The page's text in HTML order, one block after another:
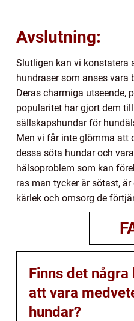
Avslutning:
Slutligen kan vi konstatera
hundraser som anses vara
Deras charmiga utseende,
popularitet har gjort dem
sällskapshundar för
Men vi får inte glömma att
dessa söta hundar och
hälsoproblem som kan
ras man tycker är sötast,
kärlek och omsorg de
Finns det
att vara
hundar?